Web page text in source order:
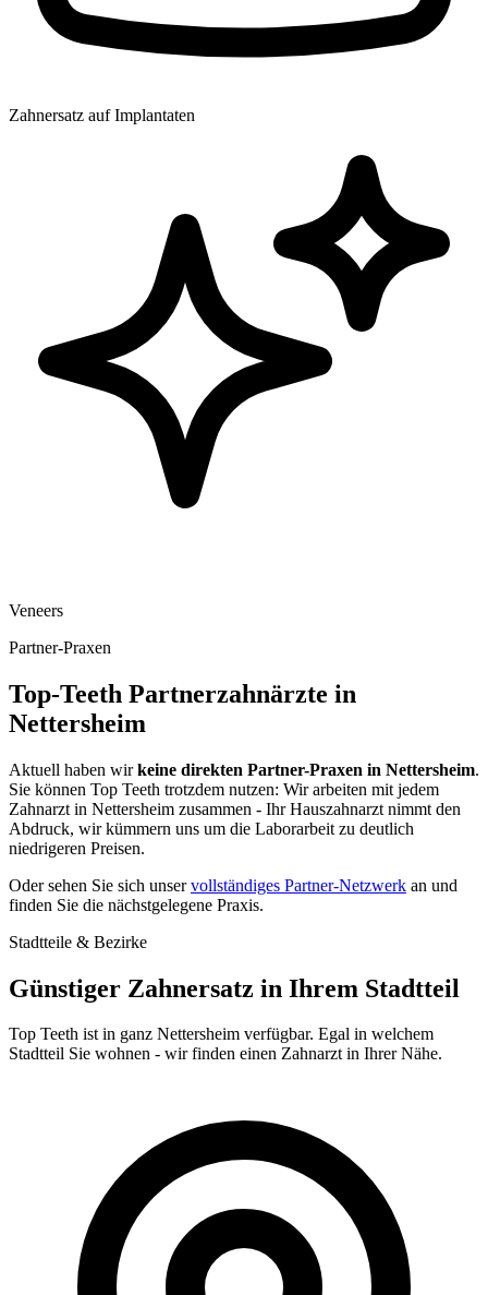
Zahnersatz auf Implantaten
Veneers
Partner-Praxen
Top-Teeth Partnerzahnärzte in
Nettersheim
Aktuell haben wirkeine direkten Partner-Praxen in Nettersheim.
Sie können Top Teeth trotzdem nutzen: Wir arbeiten mit jedem
Zahnarzt in Nettersheim zusammen - Ihr Hauszahnarzt nimmt den
Abdruck, wir kümmern uns um die Laborarbeit zu deutlich
niedrigeren Preisen.
Oder sehen Sie sich unservollständiges Partner-Netzwerk an und
finden Sie die nächstgelegene Praxis.
Stadtteile & Bezirke
Günstiger Zahnersatz in Ihrem Stadtteil
Top Teeth ist in ganz Nettersheim verfügbar. Egal in welchem
Stadtteil Sie wohnen - wir finden einen Zahnarzt in Ihrer Nähe.